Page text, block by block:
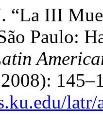
“La III
Paulo: